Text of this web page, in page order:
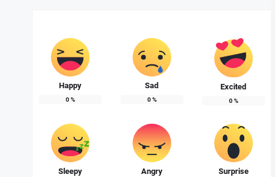
Happy
0%
Sad
0%
Excited
0%
Sleepy Angry Surprise